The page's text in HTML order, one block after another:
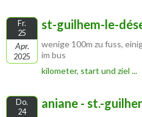
Fr.
25
Apr.
2025
st-guilhem-le-
wenige 100m zu fuss,
im bus
kilometer, start und ziel ...
Do.
24
aniane - st.-